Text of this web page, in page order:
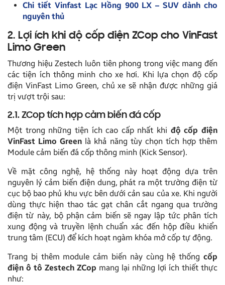
Chi tiết Vinfast Lạc Hồng 900 LX – SUV dành cho
nguyên thủ
2. Lợi ích khi độ cốp điện ZCop cho VinFast
Limo Green
Thương hiệu Zestech luôn tiên phong trong việc mang đến
các tiện ích thông minh cho xe hơi. Khi lựa chọn độ cốp
điện VinFast Limo Green, chủ xe sẽ nhận được những giá
trị vượt trội sau:
2.1. ZCop tích hợp cảm biến đá cốp
Một trong những tiện ích cao cấp nhất khi độ cốp điện
VinFast Limo Green là khả năng tùy chọn tích hợp thêm
Module cảm biến đá cốp thông minh (Kick Sensor).
Về mặt công nghệ, hệ thống này hoạt động dựa trên
nguyên lý cảm biến điện dung, phát ra một trường điện từ
cục bộ bao phủ khu vực bên dưới cản sau của xe. Khi người
dùng thực hiện thao tác gạt chân cắt ngang qua trường
điện từ này, bộ phận cảm biến sẽ ngay lập tức phân tích
xung động và truyền lệnh chuẩn xác đến hộp điều khiển
trung tâm (ECU) để kích hoạt ngàm khóa mở cốp tự động.
Trang bị thêm module cảm biến này cùng hệ thống cốp
điện ô tô Zestech ZCop mang lại những lợi ích thiết thực
như: